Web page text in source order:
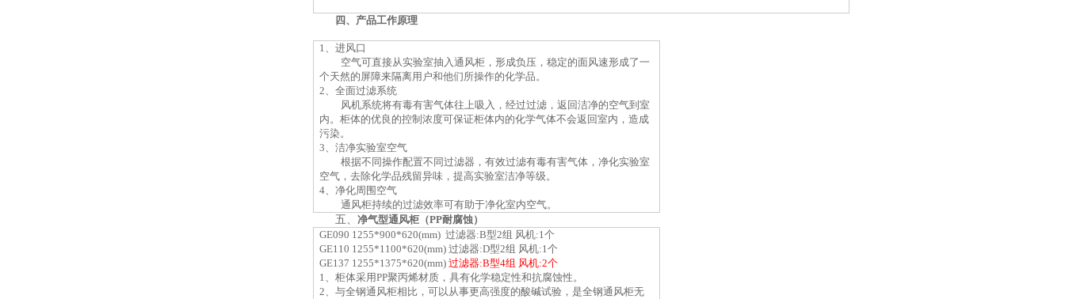
四、 产品工作原理
1、进风口
空气可直接从实验室抽入通风柜，形成负压，稳定的面风速形成了一
个天然的屏障来隔离用户和他们所操作的化学品。
2、全面过滤系统
风机系统将有毒有害气体往上吸入，经过过滤，返回洁净的空气到室
内。柜体的优良的控制浓度可保证柜体内的化学气体不会返回室内，造成
污染。
3、洁净实验室空气
根据不同操作配置不同过滤器，有效过滤有毒有害气体，净化实验室
空气，去除化学品残留异味，提高实验室洁净等级。
4、净化周围空气
通风柜持续的过滤效率可有助于净化室内空气。
五、 净气型通风柜（PP耐腐蚀）
GE090 1255*900*620(mm) 过滤器:B型2组 风机:1个
GE110 1255*1100*620(mm) 过滤器:D型2组 风机:1个
GE137 1255*1375*620(mm) 过滤器:B型4组 风机:2个
1、 柜体采用PP聚丙烯材质，具有化学稳定性和抗腐蚀性。
2、 与全钢通风柜相比，可以从事更高强度的酸碱试验，是全钢通风柜无